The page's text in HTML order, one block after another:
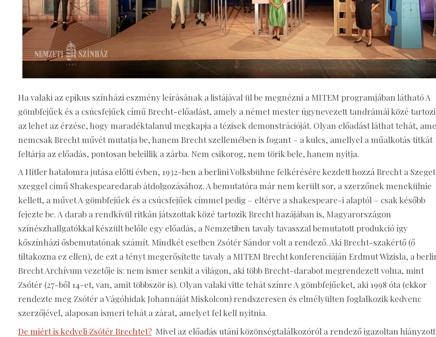
Ha valaki az epikus színházi eszmény leírásának a listájával ül be megnézni a MITEM programjában látható A
gömbfejűek és a csúcsfejűek című Brecht-előadást, amely a német mester úgynevezett tandrámái közé
az lehet az érzése, hogy maradéktalanul megkapja a tézisek demonstrációját. Olyan előadást láthat tehát,
nemcsak Brecht művét mutatja be, hanem Brecht szellemében is fogant – a kulcs, amellyel a műalkotás titkát
feltárja az előadás, pontosan beleillik a zárba. Nem csikorog, nem törik bele, hanem nyitja.
A Hitler hatalomra jutása előtti évben, 1932-ben a berlini Volksbühne felkérésére kezdett hozzá Brecht a Szeget
szeggel című Shakespearedarab átdolgozásához. A bemutatóra már nem került sor, a szerzőnek menekülnie
kellett, a művet A gömbfejűek és a csúcsfejűek címmel pedig – eltérve a shakespeare-i alaptól – csak később
fejezte be. A darab a rendkívül ritkán játszottak közé tartozik Brecht hazájában is, Magyarországon
színészhallgatókkal készült belőle egy előadás, a Nemzetiben tavaly tavasszal bemutatott produkció így
kőszínházi ősbemutatónak számít. Mindkét esetben Zsótér Sándor volt a rendező. Aki Brecht-szakértő (ő
tiltakozna ez ellen), de ezt a tényt megerősítette tavaly a MITEM Brecht konferenciáján Erdmut Wizisla, a
Brecht Archívum vezetője is: nem ismer senkit a világon, aki több Brecht-darabot megrendezett volna, mint
Zsótér (27-ből 14-et, van, amit többször is). Olyan valaki vitte tehát színre A gömbfejűeket, aki 1998 óta (ekkor
rendezte meg Zsótér a Vágóhidak Johannáját Miskolcon) rendszeresen és elmélyülten foglalkozik kedvenc
szerzőjével, alaposan ismeri tehát a zárat, amelyet fel kell nyitnia.
De miért is kedveli Zsótér Brechtet? Mivel az előadás utáni közönségtalálkozóról a rendező igazoltan